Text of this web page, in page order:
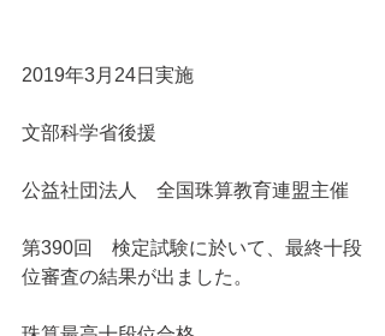
2019年3月24日実施
文部科学省後援
公益社団法人　全国珠算教育連盟主催
第390回　検定試験に於いて、最終十段
位審査の結果が出ました。